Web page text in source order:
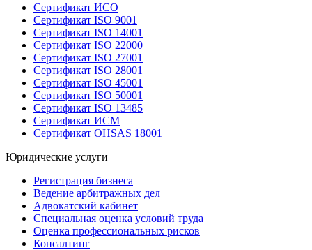
Сертификат ИСО
Сертификат ISO 9001
Сертификат ISO 14001
Сертификат ISO 22000
Сертификат ISO 27001
Сертификат ISO 28001
Сертификат ISO 45001
Сертификат ISO 50001
Сертификат ISO 13485
Сертификат ИСМ
Сертификат OHSAS 18001
Юридические услуги
Регистрация бизнеса
Ведение арбитражных дел
Адвокатский кабинет
Специальная оценка условий труда
Оценка профессиональных рисков
Консалтинг